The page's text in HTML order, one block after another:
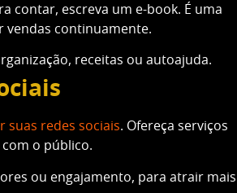
contar, escreva um e-book. É uma
vendas continuamente.
receitas ou autoajuda.
suas redes sociais. Ofereça serviços
o público.
ou engajamento, para atrair mais